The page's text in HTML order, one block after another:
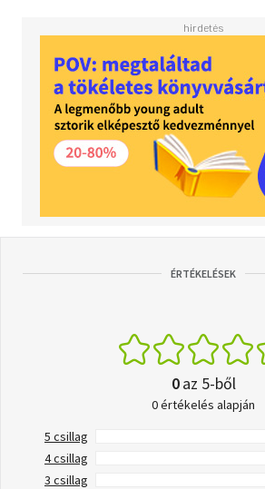
ÉRTÉKELÉSEK
0az 5-ből
0 értékelés alapján
5 csillag
4 csillag
3 csillag